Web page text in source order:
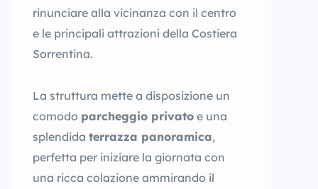
rinunciare alla vicinanza con il centro
e le principali attrazioni della Costiera
Sorrentina.
La struttura mette a disposizione un
comodo parcheggio privato e una
splendida terrazza panoramica,
perfetta per iniziare la giornata con
una ricca colazione ammirando il